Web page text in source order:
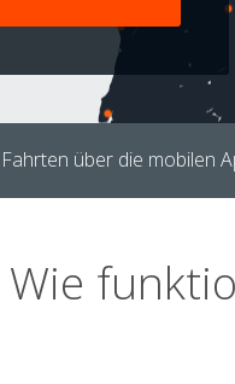
Fahrten über die mobilen
Wie